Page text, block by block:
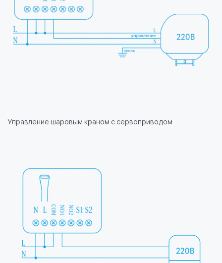
Управление шаровым краном с сервоприводом